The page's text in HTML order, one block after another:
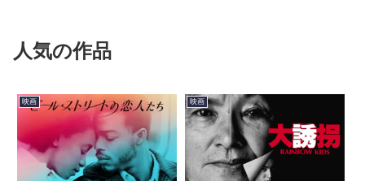
人気の作品
映画 映画